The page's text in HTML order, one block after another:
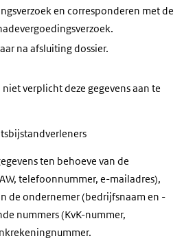
en corresponderen met de
na afsluiting dossier.
verplicht deze gegevens aan te
ten behoeve van de
telefoonnummer, e-mailadres),
de ondernemer (bedrijfsnaam en -
nummers (KvK-nummer,